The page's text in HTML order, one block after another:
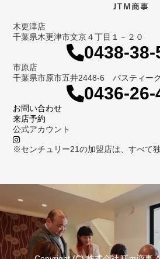
木更津店
千葉県木更津市文京４丁目１－２０
0438-38-
市原店
千葉県市原市五井2448-6 パスティー
0436-26-
お問い合わせ
来店予約
公式アカウント
※センチュリー21の加盟店は、すべて独